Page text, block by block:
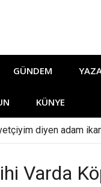
GÜNDEM
KÜNYE
diyen adam
Varda